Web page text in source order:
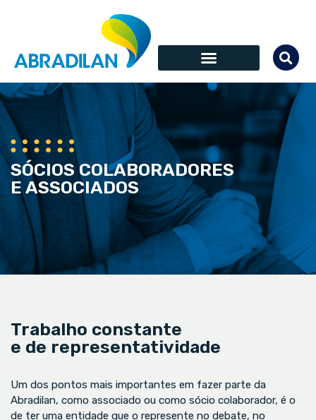
SÓCIOS COLABORADORES
E ASSOCIADOS
Trabalho constante
e de representatividade
Um dos pontos mais importantes em fazer parte da
Abradilan, como associado ou como sócio colaborador, é o
de ter uma entidade que o represente no debate, no